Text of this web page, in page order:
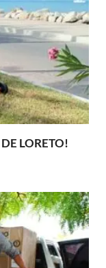
LORETO!